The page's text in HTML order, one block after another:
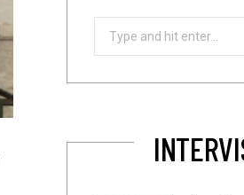
Search